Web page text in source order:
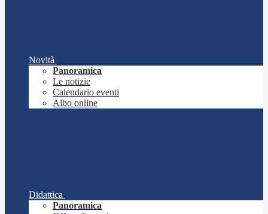
Novità
Panoramica
Le notizie
Calendario eventi
Albo online
Didattica
Panoramica